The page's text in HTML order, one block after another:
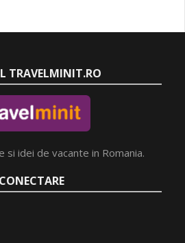
TRAVELMINIT.RO
si idei de vacante in Romania.
CONECTARE